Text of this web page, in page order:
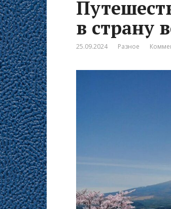
в страну
25.09.2024 Разное